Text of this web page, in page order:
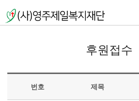
후원접수
번호 제목